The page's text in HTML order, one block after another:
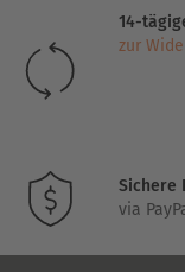
auf
14-
zur
Sichere
via